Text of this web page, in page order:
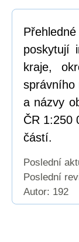
poskytují
kraje,
správního
a názvy
ČR 1:250
částí.
Poslední
Poslední
Autor: 192